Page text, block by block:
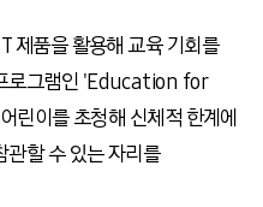
제품을 활용해 교육 기회를
로그램인 'Education for
린이를 초청해 신체적 한계에
관할 수 있는 자리를